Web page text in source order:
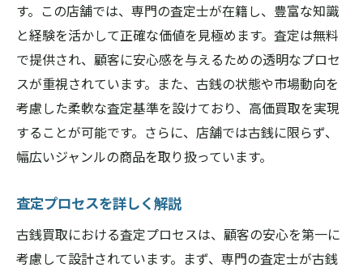
す。この店舗では、専門の査定士が在籍し、豊富な知識
と経験を活かして正確な価値を見極めます。査定は無料
で提供され、顧客に安心感を与えるための透明なプロセ
スが重視されています。また、古銭の状態や市場動向を
考慮した柔軟な査定基準を設けており、高価買取を実現
することが可能です。さらに、店舗では古銭に限らず、
幅広いジャンルの商品を取り扱っています。
査定プロセスを詳しく解説
古銭買取における査定プロセスは、顧客の安心を第一に
考慮して設計されています。まず、専門の査定士が古銭